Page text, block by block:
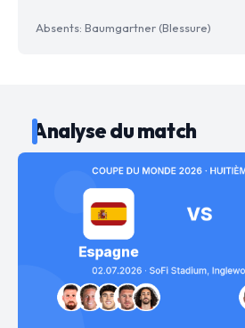
Absents: Baumgartner (Blessure)
Analyse du match